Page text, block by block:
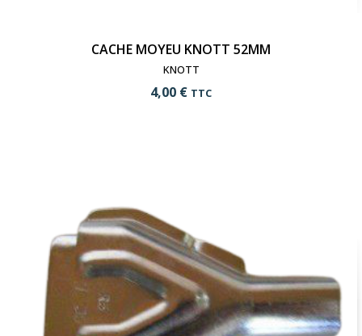
visibility
CACHE MOYEU KNOTT 52MM
KNOTT
4,00 € TTC